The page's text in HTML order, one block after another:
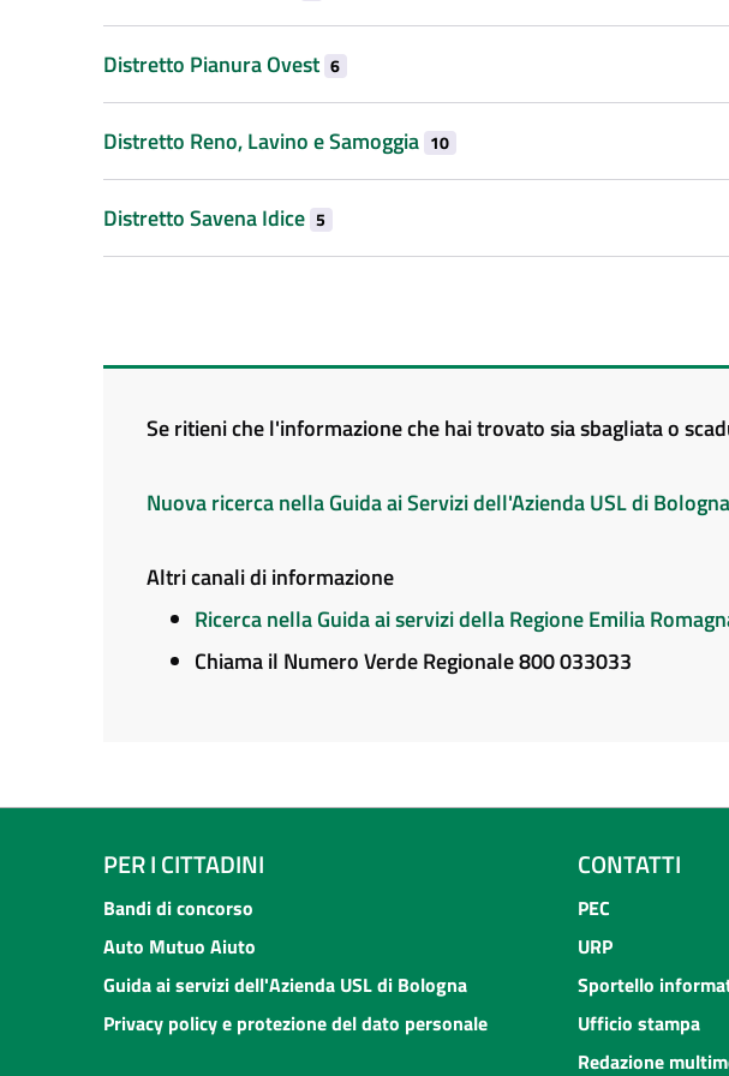
Distretto Pianura Ovest 6
Distretto Reno, Lavino e Samoggia 10
Distretto Savena Idice 5
Se ritieni che l'informazione che hai trovato sia sbagliata o
Nuova ricerca nella Guida ai Servizi dell'Azienda USL di Bologna
Altri canali di informazione
Ricerca nella Guida ai servizi della Regione Emilia
Chiama il Numero Verde Regionale 800 033033
PER I CITTADINI
Bandi di concorso
Auto Mutuo Aiuto
Guida ai servizi dell'Azienda USL di Bologna
Privacy policy e protezione del dato personale
CONTATTI
PEC
URP
Sportello
Ufficio stampa
Redazione